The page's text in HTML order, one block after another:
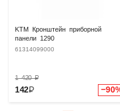
KTM Кронштейн приборной
панели 1290
61314099000
1 420₽
142₽